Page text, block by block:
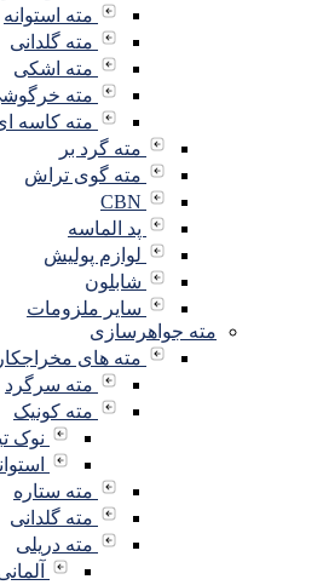
مته استوانه
مته گلدانی
مته اشکی
مته خرگوشی
مته کاسه ای
مته گرد بر
مته گوی تراش
CBN
پد الماسه
لوازم پولیش
شابلون
سایر ملزومات
مته جواهرسازی
مته های مخراجکاری
مته سرگرد
مته کونیک
نوک تیز
استوانه
مته ستاره
مته گلدانی
مته دریلی
آلمانی